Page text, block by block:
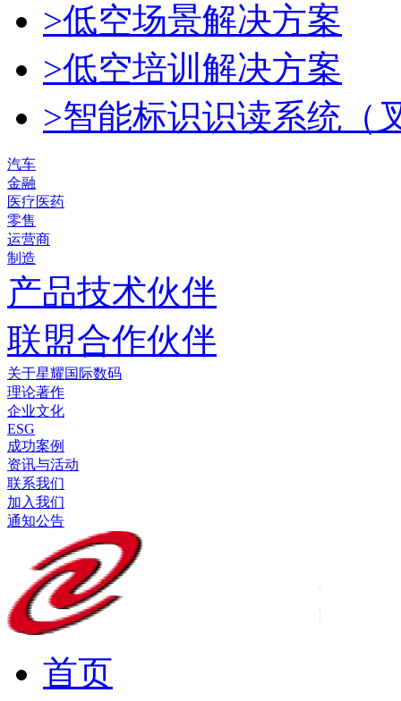
>低空场景解决方案
>低空培训解决方案
>智能标识识读系统（
汽车
金融
医疗医药
零售
运营商
制造
产品技术伙伴
联盟合作伙伴
关于星耀国际数码
理论著作
企业文化
ESG
成功案例
资讯与活动
联系我们
加入我们
通知公告
首页